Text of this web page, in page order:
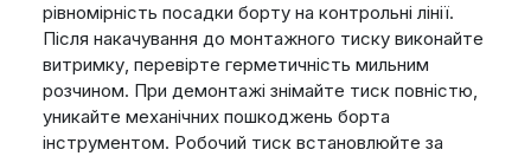
рівномірність посадки борту на контрольні лінії.
Після накачування до монтажного тиску виконайте
витримку, перевірте герметичність мильним
розчином. При демонтажі знімайте тиск повністю,
уникайте механічних пошкоджень борта
інструментом. Робочий тиск встановлюйте за